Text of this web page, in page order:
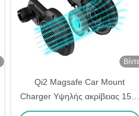
Qi2 Magsafe Car Mount
Charger Υψηλής ακρίβειας 15W
πλήρης ταχύτητας φόρτιση